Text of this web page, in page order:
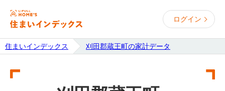
ログイン
住まいインデックス 刈田郡蔵王町の家計データ